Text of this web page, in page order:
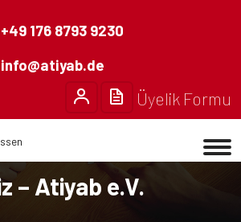
+49 176 8793 9230
info@atiyab.de
Üyelik Formu
– Atiyab e.V.